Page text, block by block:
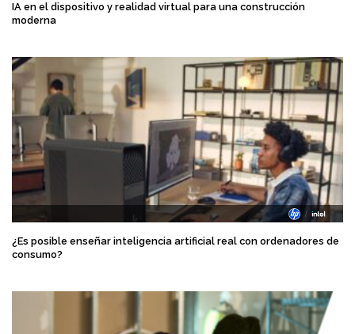
IA en el dispositivo y realidad virtual para una construcción
moderna
¿Es posible enseñar inteligencia artificial real con ordenadores de
consumo?